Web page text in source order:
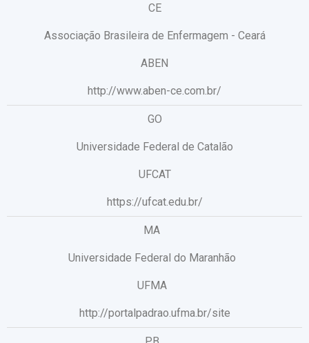
CE
Associação Brasileira de Enfermagem - Ceará
ABEN
http://www.aben-ce.com.br/
GO
Universidade Federal de Catalão
UFCAT
https://ufcat.edu.br/
MA
Universidade Federal do Maranhão
UFMA
http://portalpadrao.ufma.br/site